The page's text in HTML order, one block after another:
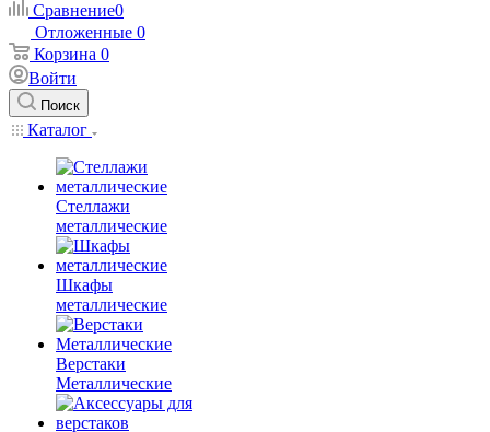
Сравнение0
Отложенные 0
Корзина 0
Войти
Поиск
Каталог
Стеллажи
металлические
Шкафы
металлические
Верстаки
Металлические